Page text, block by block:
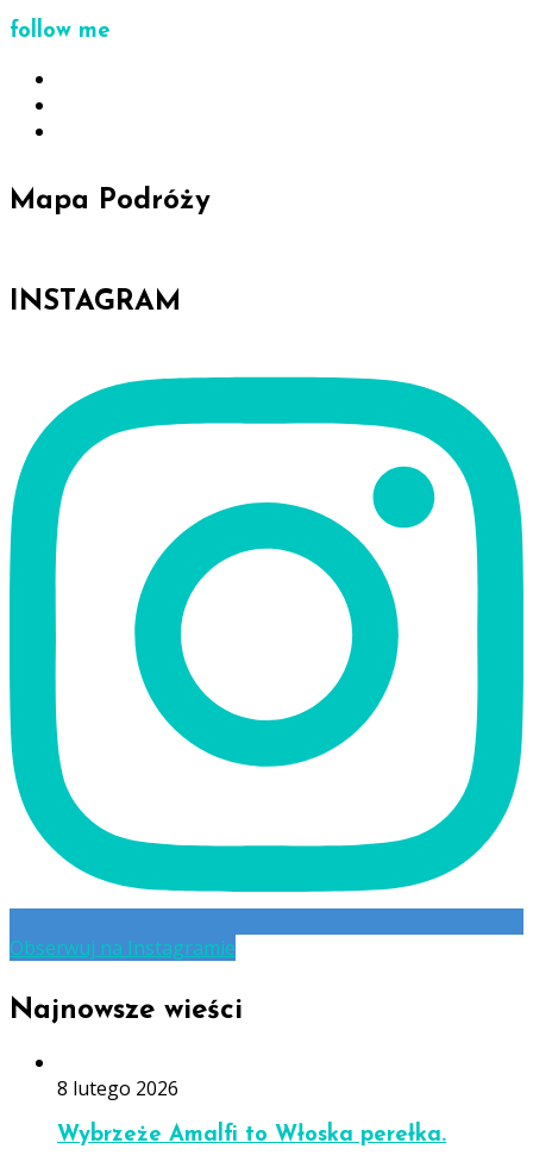
follow me
Mapa Podróży
INSTAGRAM
Obserwuj na Instagramie
Najnowsze wieści
8 lutego 2026
Wybrzeże Amalfi to Włoska perełka.